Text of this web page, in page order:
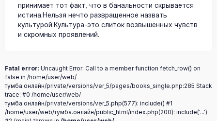
принимает тот факт, что в банальности скрывается
истина.Нельзя нечто развращенное назвать
культурой.Культура-это слиток возвышенных чувств
и скромных проявлений.
Fatal error: Uncaught Error: Call to a member function fetch_row() on
false in /home/user/web/
тумба.онлайн/private/versions/ver_5/pages/books_single.php:285 Stack
trace: #0 /home/user/web/
тумба.онлайн/private/versions/ver_5.php(577): include() #1
/home/user/web/тумба.онлайн/public_html/index.php(200): include('...')